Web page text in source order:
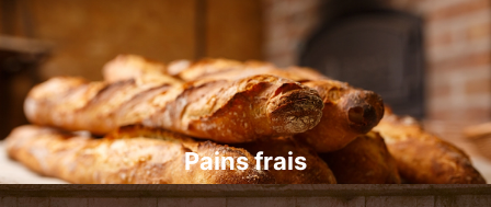
Pains frais